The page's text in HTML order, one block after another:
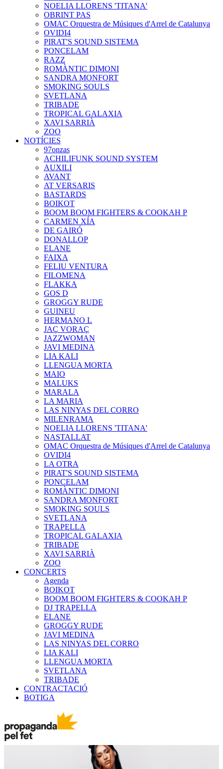
NOELIA LLORENS 'TITANA'
OBRINT PAS
OMAC Orquestra de Músiques d'Arrel de Catalunya
OVIDI4
PIRAT'S SOUND SISTEMA
PONCELAM
RAZZ
ROMÀNTIC DIMONI
SANDRA MONFORT
SMOKING SOULS
SVETLANA
TRIBADE
TROPICAL GALAXIA
XAVI SARRIÀ
ZOO
NOTÍCIES
97onzas
ACHILIFUNK SOUND SYSTEM
AUXILI
AVANT
AT VERSARIS
BASTARDS
BOIKOT
BOOM BOOM FIGHTERS & COOKAH P
CARMEN XÍA
DE GAIRÓ
DONALLOP
ELANE
FAIXA
FELIU VENTURA
FILOMENA
FLAKKA
GOS D
GROGGY RUDE
GUINEU
HERMANO L
JAÇ VORAÇ
JAZZWOMAN
JAVI MEDINA
LIA KALI
LLENGUA MORTA
MAIO
MALUKS
MARALA
LA MARIA
LAS NINYAS DEL CORRO
MILENRAMA
NOELIA LLORENS 'TITANA'
NASTALLAT
OMAC Orquestra de Músiques d'Arrel de Catalunya
OVIDI4
LA OTRA
PIRAT'S SOUND SISTEMA
PONCELAM
ROMÀNTIC DIMONI
SANDRA MONFORT
SMOKING SOULS
SVETLANA
TRAPELLA
TROPICAL GALAXIA
TRIBADE
XAVI SARRIÀ
ZOO
CONCERTS
Agenda
BOIKOT
BOOM BOOM FIGHTERS & COOKAH P
DJ TRAPELLA
ELANE
GROGGY RUDE
JAVI MEDINA
LAS NINYAS DEL CORRO
LIA KALI
LLENGUA MORTA
SVETLANA
TRIBADE
CONTRACTACIÓ
BOTIGA